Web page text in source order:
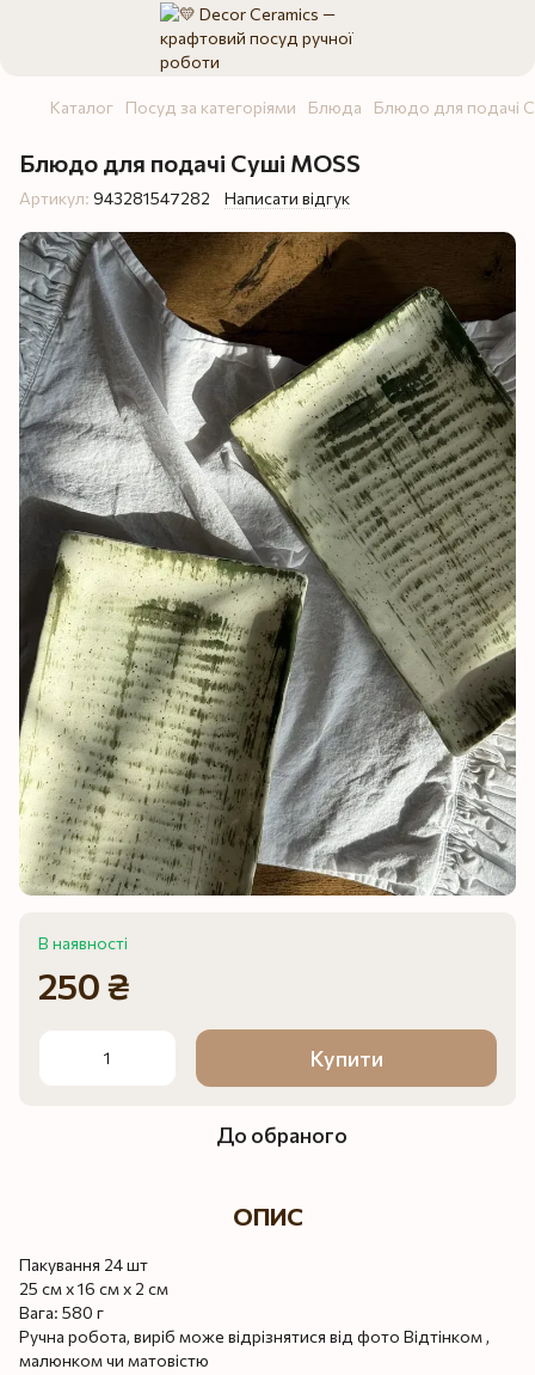
Каталог Посуд за категоріями Блюда Блюдо для подачі
Блюдо для подачі Суші MOSS
Артикул: 943281547282 Написати відгук
В наявності
250 ₴
Купити
До обраного
ОПИС
Пакування 24 шт
25 см х 16 см х 2 см
Вага: 580 г
Ручна робота, виріб може відрізнятися від фото Відтінком ,
малюнком чи матовістю